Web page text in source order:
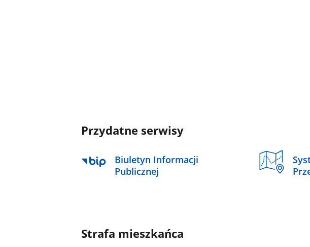
Przydatne serwisy
Biuletyn Informacji
Publicznej
Strafa mieszkańca